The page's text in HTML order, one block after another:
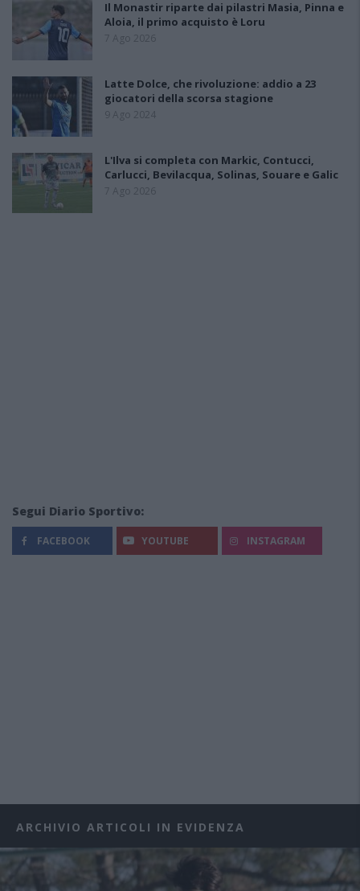
Il Monastir riparte dai pilastri Masia, Pinna e
Aloia, il primo acquisto è Loru
7 Ago 2026
Latte Dolce, che rivoluzione: addio a 23
giocatori della scorsa stagione
9 Ago 2024
L'Ilva si completa con Markic, Contucci,
Carlucci, Bevilacqua, Solinas, Souare e Galic
7 Ago 2026
Segui Diario Sportivo:
FACEBOOK YOUTUBE INSTAGRAM
ARCHIVIO ARTICOLI IN EVIDENZA